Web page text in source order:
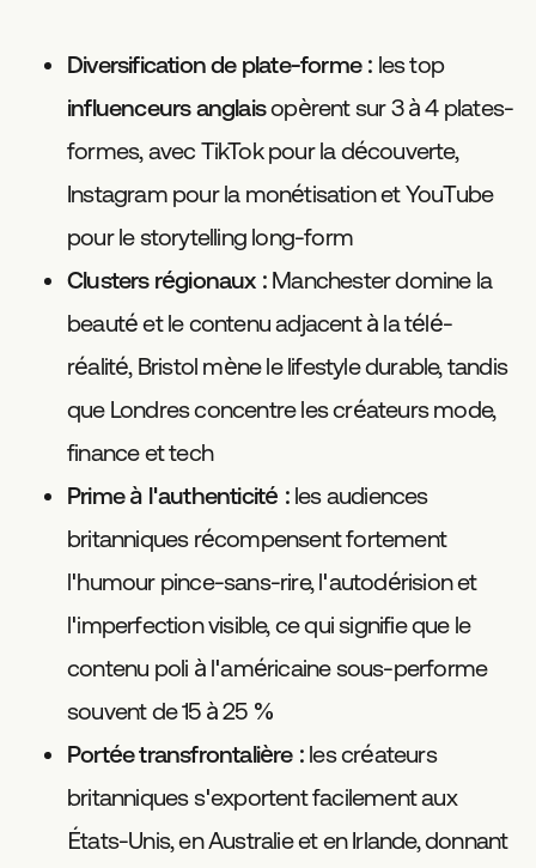
Diversification de plate-forme : les top
influenceurs anglaisopèrent sur 3 à 4 plates-
formes, avec TikTok pour la découverte,
Instagram pour la monétisation et YouTube
pour le storytelling long-form
Clusters régionaux : Manchester domine la
beauté et le contenu adjacent à la télé-
réalité, Bristol mène le lifestyle durable, tandis
que Londres concentre les créateurs mode,
finance et tech
Prime à l'authenticité :les audiences
britanniques récompensent fortement
l'humour pince-sans-rire, l'autodérision et
l'imperfection visible, ce qui signifie que le
contenu poli à l'américaine sous-performe
souvent de 15 à 25 %
Portée transfrontalière : les créateurs
britanniques s'exportent facilement aux
États-Unis, en Australie et en Irlande, donnant